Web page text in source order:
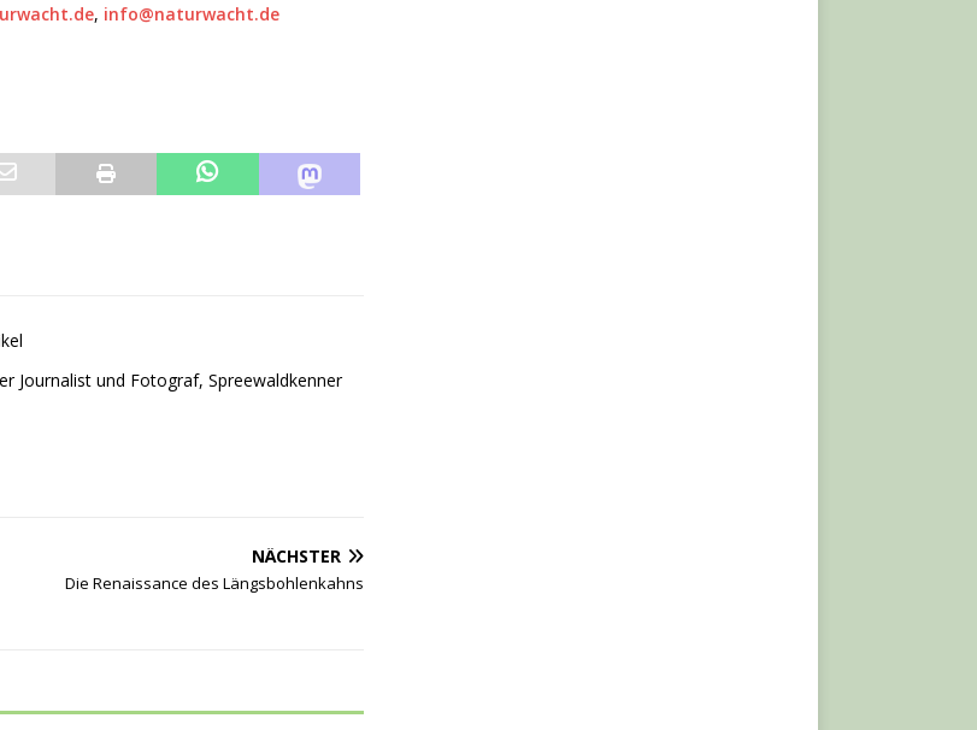
, info@naturwacht.de
Journalist und Fotograf, Spreewaldkenner
NÄCHSTER
Die Renaissance des Längsbohlenkahns